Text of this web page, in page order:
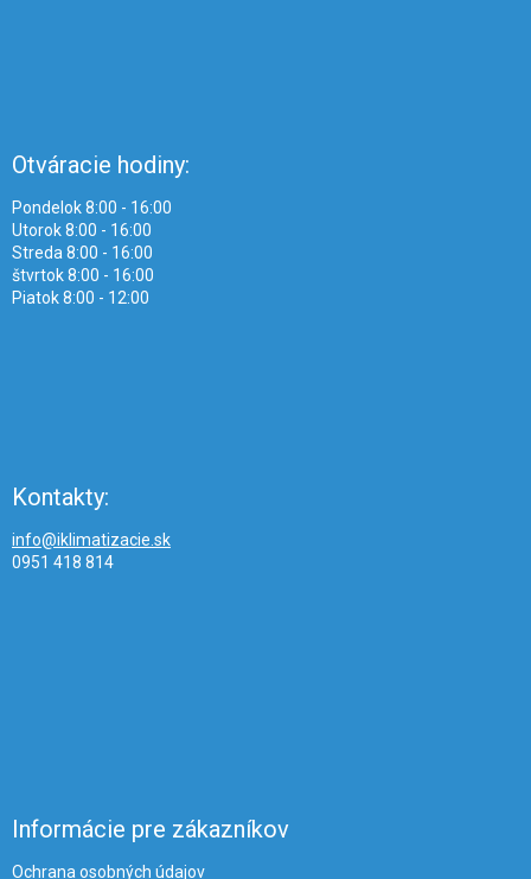
Otváracie hodiny:
Pondelok 8:00 - 16:00
Utorok 8:00 - 16:00
Streda 8:00 - 16:00
štvrtok 8:00 - 16:00
Piatok 8:00 - 12:00
Kontakty:
info@iklimatizacie.sk
0951 418 814
Informácie pre zákazníkov
Ochrana osobných údajov